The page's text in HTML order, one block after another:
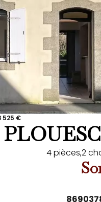
525 €
4 pièces,2